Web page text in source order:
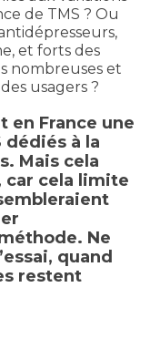
de TMS ? Ou
et forts des
nombreuses et
usagers ?
en France une
dédiés à la
Mais cela
car cela limite
Ne
quand
restent